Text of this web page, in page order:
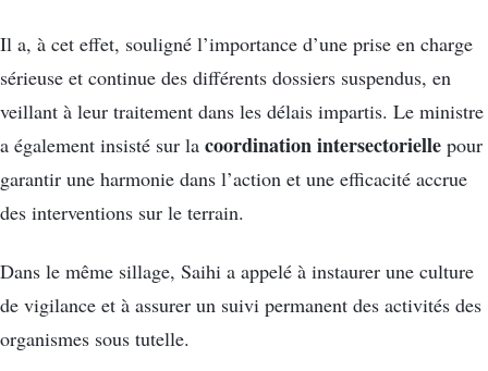
Il a, à cet effet, souligné l’importance d’une prise en charge
sérieuse et continue des différents dossiers suspendus, en
veillant à leur traitement dans les délais impartis. Le ministre
a également insisté sur la coordination intersectorielle pour
garantir une harmonie dans l’action et une efficacité accrue
des interventions sur le terrain.
Dans le même sillage, Saihi a appelé à instaurer une culture
de vigilance et à assurer un suivi permanent des activités des
organismes sous tutelle.